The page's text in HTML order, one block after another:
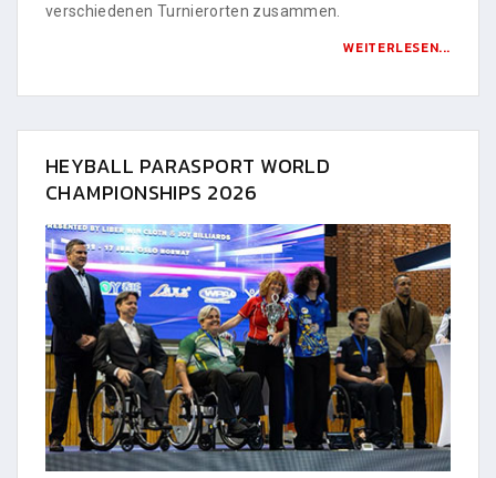
verschiedenen Turnierorten zusammen.
WEITERLESEN...
HEYBALL PARASPORT WORLD
CHAMPIONSHIPS 2026